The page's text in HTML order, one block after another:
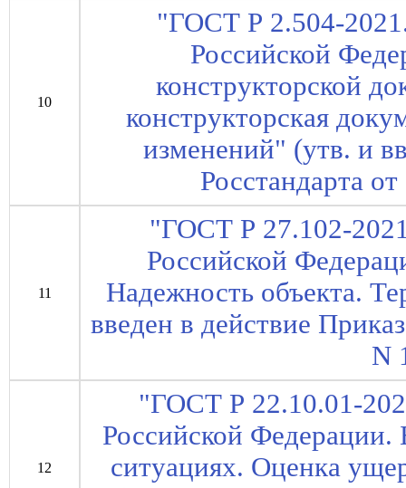
10
"ГОСТ Р 2.504-
Российской
конструкторской
конструкторская
изменений" (утв. и
Росстандарта
11
"ГОСТ Р 27.102-
Российской
Надежность объекта.
введен в действие
N
12
"ГОСТ Р 22.10.01-
Российской Федерации.
ситуациях. Оценка